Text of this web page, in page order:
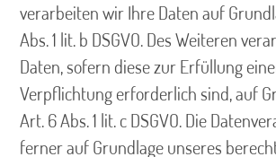
verarbeiten wir Ihre Daten auf
Abs. 1 lit. b DSGVO. Des Weiteren
Daten, sofern diese zur Erfüllung
Verpflichtung erforderlich sind, auf
Art. 6 Abs. 1 lit. c DSGVO. Die
ferner auf Grundlage unseres